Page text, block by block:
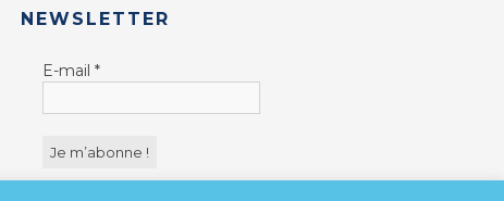
NEWSLETTER
E-mail *